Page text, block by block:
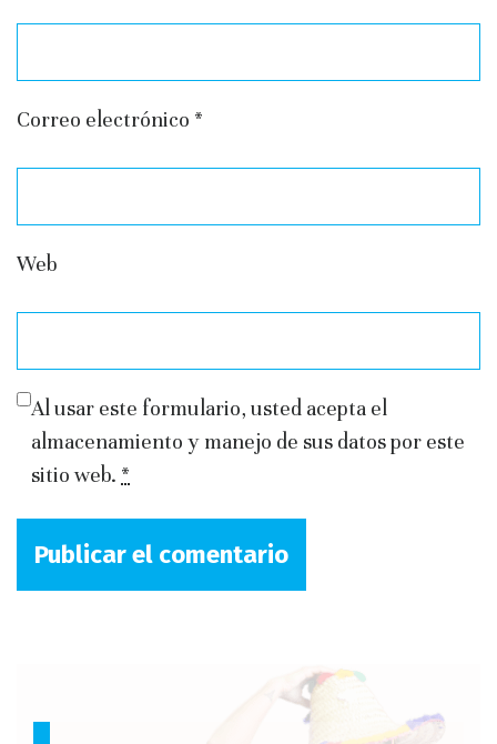
Correo electrónico *
Web
Al usar este formulario, usted acepta el
almacenamiento y manejo de sus datos por este
sitio web. *